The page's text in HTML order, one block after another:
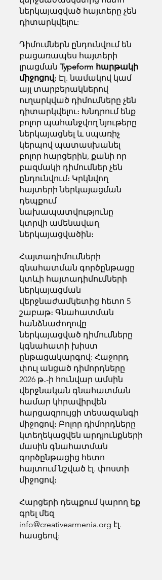
ներկայացված հայտերը չեն
դիտարկվելու:
Դիմումներն ընդունվում են
բացառապես հայտերի
լրացման Typeform հարթակի
միջոցով։ Էլ. նամակով կամ
այլ տարբերակներով
ուղարկված դիմումները չեն
դիտարկվելու։ Խնդրում ենք
բոլոր պահանջվող նյութերը
ներկայացնել և սպառիչ
կերպով պատասխանել
բոլոր հարցերին, քանի որ
բազմակի դիմումներ չեն
ընդունվում։ Կրկնվող
հայտերի ներկայացման
դեպքում
նախապատվությունը
կտրվի ամենավաղ
ներկայացվածին։
Հայտադիմումների
գնահատման գործընթացը
կտևի հայտադիմումների
ներկայացման
վերջնաժամկետից հետո 5
շաբաթ։ Գնահատման
հանձնաժողովը
ներկայացված դիմումները
կգնահատի խիստ
ընթացակարգով: Հաջորդ
փուլ անցած դիմորդները
2026 թ․-ի հունվար ամսին
վերջնական գնահատման
համար կհրավիրվեն
հարցազրույցի տեսազանգի
միջոցով։ Բոլոր դիմորդները
կտեղեկացվեն արդյունքների
մասին գնահատման
գործընթացից հետո
հայտում նշված էլ. փոստի
միջոցով։
Հարցերի դեպքում կարող եք
գրել մեզ
info@creativearmenia.org էլ.
հասցեով: